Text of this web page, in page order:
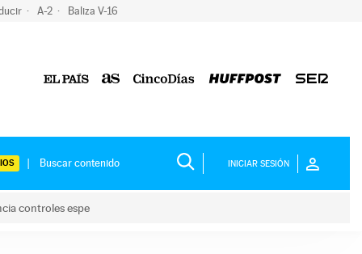
A-2 Baliza V-16
INICIAR SESIÓN
controles espe